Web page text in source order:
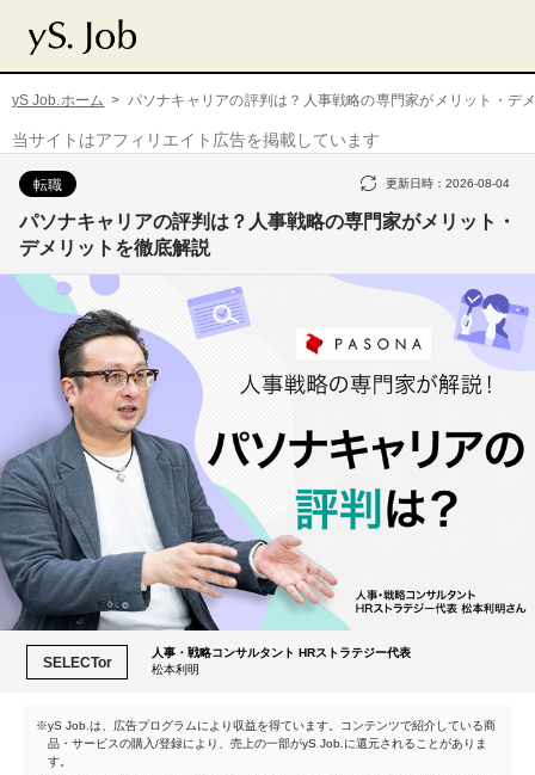
yS Job.ホーム パソナキャリアの評判は？人事戦略の専門家がメリット・デ
当サイトはアフィリエイト広告を掲載しています
転職 更新日時： 2026-08-04
パソナキャリアの評判は？人事戦略の専門家がメリット・
デメリットを徹底解説
SELECTor
人事・戦略コンサルタント HRストラテジー代表
松本利明
yS Job.は、広告プログラムにより収益を得ています。コンテンツで紹介している商
品・サービスの購入/登録により、売上の一部がyS Job.に還元されることがありま
す。